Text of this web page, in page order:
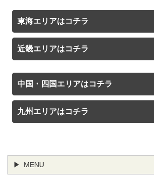
東海エリアはコチラ
近畿エリアはコチラ
中国・四国エリアはコチラ
九州エリアはコチラ
MENU